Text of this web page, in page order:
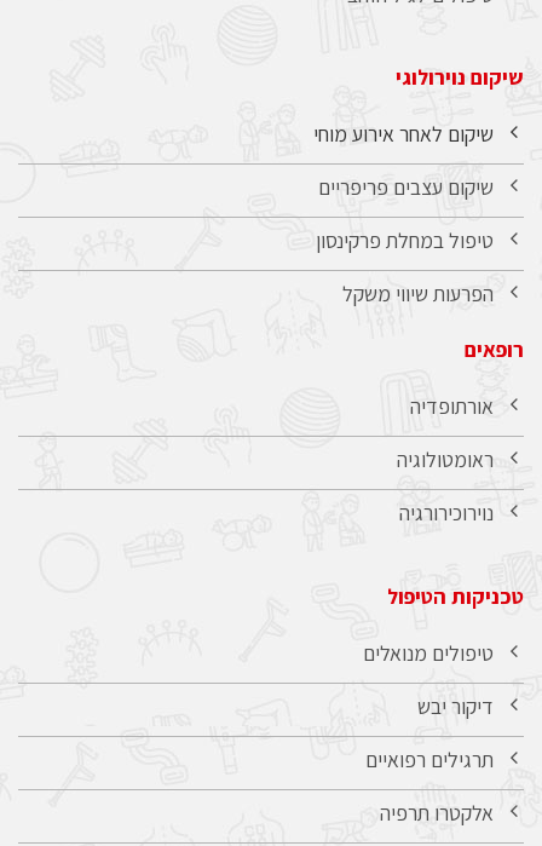
שיקום נוירולוגי
שיקום לאחר אירוע מוחי
שיקום עצבים פריפריים
טיפול במחלת פרקינסון
הפרעות שיווי משקל
רופאים
אורתופדיה
ראומטולוגיה
נוירוכירורגיה
טכניקות הטיפול
טיפולים מנואלים
דיקור יבש
תרגילים רפואיים
אלקטרו תרפיה